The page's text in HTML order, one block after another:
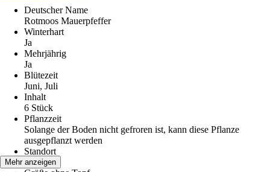
Deutscher Name
Rotmoos Mauerpfeffer
Winterhart
Ja
Mehrjährig
Ja
Blütezeit
Juni, Juli
Inhalt
6 Stück
Pflanzzeit
Solange der Boden nicht gefroren ist, kann diese Pflanze
ausgepflanzt werden
Standort
Sonne
Mehr anzeigen